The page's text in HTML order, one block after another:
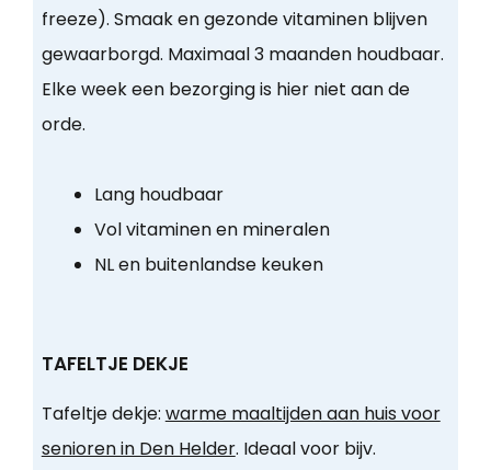
freeze). Smaak en gezonde vitaminen blijven
gewaarborgd. Maximaal 3 maanden houdbaar.
Elke week een bezorging is hier niet aan de
orde.
Lang houdbaar
Vol vitaminen en mineralen
NL en buitenlandse keuken
TAFELTJE DEKJE
Tafeltje dekje: warme maaltijden aan huis voor
senioren in Den Helder. Ideaal voor bijv.